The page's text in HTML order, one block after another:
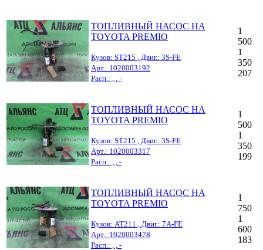
ТОПЛИВНЫЙ НАСОС НА
TOYOTA PREMIO
Кузов: ST215 , Двиг.: 3S-FE
Арт.: 1020003192
Расп.: , , -
1
500
1
350
207
ТОПЛИВНЫЙ НАСОС НА
TOYOTA PREMIO
Кузов: ST215 , Двиг.: 3S-FE
Арт.: 1020003317
Расп.: , , -
1
500
1
350
199
ТОПЛИВНЫЙ НАСОС НА
TOYOTA PREMIO
Кузов: AT211 , Двиг.: 7A-FE
Арт.: 1020003478
Расп.: , , -
1
750
1
600
183